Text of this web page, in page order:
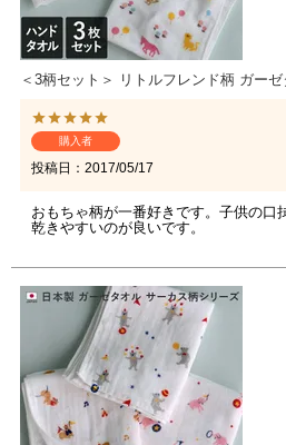
＜3柄セット＞ リトルフレンド柄 ガー
購入者
投稿日 2017/05/17
おもちゃ柄が一番好きです。子供の口
乾きやすいのが良いです。